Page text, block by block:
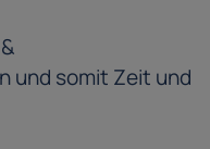
und somit Zeit und